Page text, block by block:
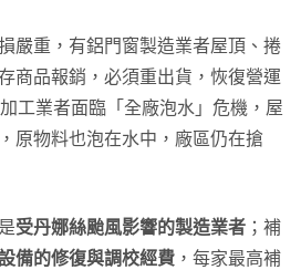
嚴重，有鋁門窗製造業者屋頂、捲
商品報銷，必須重出貨，恢復營運
工業者面臨「全廠泡水」危機，屋
原物料也泡在水中，廠區仍在搶
受丹娜絲颱風影響的製造業者 ；補
備的修復與調校經費 ，每家最高補